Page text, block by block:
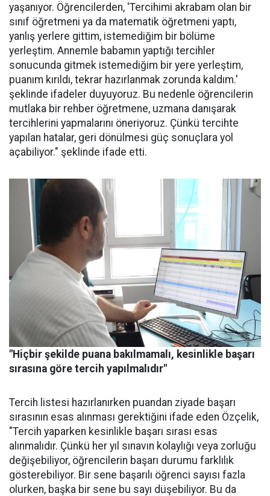
yaşanıyor. Öğrencilerden, 'Tercihimi akrabam olan bir
sınıf öğretmeni ya da matematik öğretmeni yaptı,
yanlış yerlere gittim, istemediğim bir bölüme
yerleştim. Annemle babamın yaptığı tercihler
sonucunda gitmek istemediğim bir yere yerleştim,
puanım kırıldı, tekrar hazırlanmak zorunda kaldım.'
şeklinde ifadeler duyuyoruz. Bu nedenle öğrencilerin
mutlaka bir rehber öğretmene, uzmana danışarak
tercihlerini yapmalarını öneriyoruz. Çünkü tercihte
yapılan hatalar, geri dönülmesi güç sonuçlara yol
açabiliyor." şeklinde ifade etti.
"Hiçbir şekilde puana bakılmamalı, kesinlikle başarı
sırasına göre tercih yapılmalıdır"
Tercih listesi hazırlanırken puandan ziyade başarı
sırasının esas alınması gerektiğini ifade eden Özçelik,
"Tercih yaparken kesinlikle başarı sırası esas
alınmalıdır. Çünkü her yıl sınavın kolaylığı veya zorluğu
değişebiliyor, öğrencilerin başarı durumu farklılık
gösterebiliyor. Bir sene başarılı öğrenci sayısı fazla
olurken, başka bir sene bu sayı düşebiliyor. Bu da